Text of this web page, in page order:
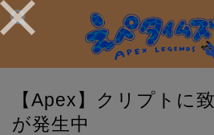
【Apex】クリプトに
が発生中